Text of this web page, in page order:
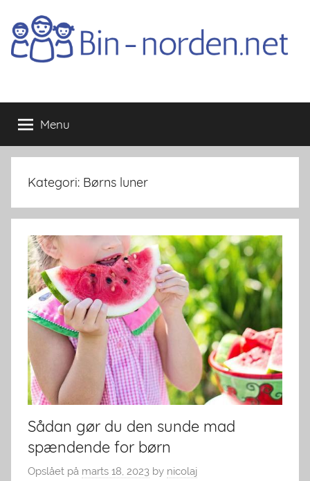
content
Bin-
norden.net
Menu
Kategori: Børns luner
Sådan gør du den sunde mad
spændende for børn
Opslået på marts 18, 2023 by nicolaj